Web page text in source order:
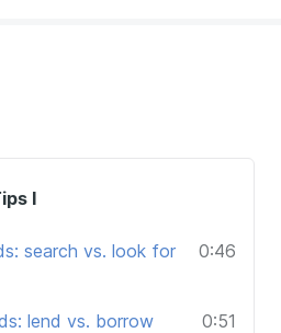
I
search vs. look for
0:46
lend vs. borrow
0:51